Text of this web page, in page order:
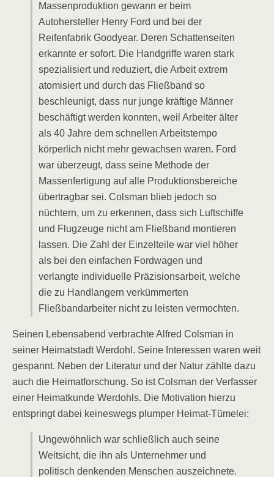
Massenproduktion gewann er beim
Autohersteller Henry Ford und bei der
Reifenfabrik Goodyear. Deren Schattenseiten
erkannte er sofort. Die Handgriffe waren stark
spezialisiert und reduziert, die Arbeit extrem
atomisiert und durch das Fließband so
beschleunigt, dass nur junge kräftige Männer
beschäftigt werden konnten, weil Arbeiter älter
als 40 Jahre dem schnellen Arbeitstempo
körperlich nicht mehr gewachsen waren. Ford
war überzeugt, dass seine Methode der
Massenfertigung auf alle Produktionsbereiche
übertragbar sei. Colsman blieb jedoch so
nüchtern, um zu erkennen, dass sich Luftschiffe
und Flugzeuge nicht am Fließband montieren
lassen. Die Zahl der Einzelteile war viel höher
als bei den einfachen Fordwagen und
verlangte individuelle Präzisionsarbeit, welche
die zu Handlangern verkümmerten
Fließbandarbeiter nicht zu leisten vermochten.
Seinen Lebensabend verbrachte Alfred Colsman in
seiner Heimatstadt Werdohl. Seine Interessen waren weit
gespannt. Neben der Literatur und der Natur zählte dazu
auch die Heimatforschung. So ist Colsman der Verfasser
einer Heimatkunde Werdohls. Die Motivation hierzu
entspringt dabei keineswegs plumper Heimat-Tümelei:
Ungewöhnlich war schließlich auch seine
Weitsicht, die ihn als Unternehmer und
politisch denkenden Menschen auszeichnete.